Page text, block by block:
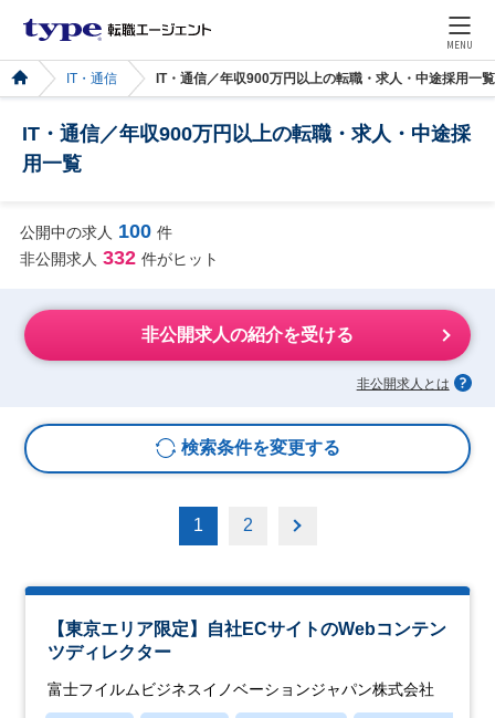
MENU
IT・通信 IT・通信／年収900万円以上の転職・求人・中途採用一覧
IT・通信／年収900万円以上の転職・求人・中途採
用一覧
公開中の求人 100 件
非公開求人 332 件がヒット
非公開求人の紹介を受ける
非公開求人とは
検索条件を変更する
1 2
【東京エリア限定】自社ECサイトのWebコンテン
ツディレクター
富士フイルムビジネスイノベーションジャパン株式会社